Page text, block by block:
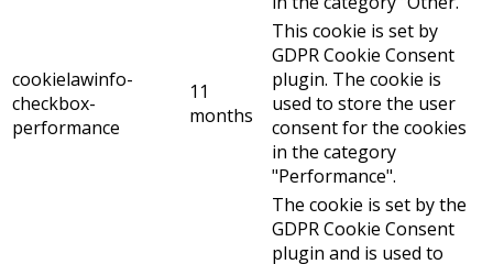
cookielawinfo-
checkbox-
performance
11
months
This cookie is set by
GDPR Cookie Consent
plugin. The cookie is
used to store the user
consent for the cookies
in the category
"Performance".
The cookie is set by the
GDPR Cookie Consent
plugin and is used to